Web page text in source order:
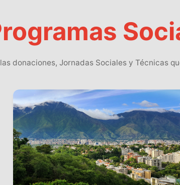
donaciones, Jornadas Sociales y Técnicas